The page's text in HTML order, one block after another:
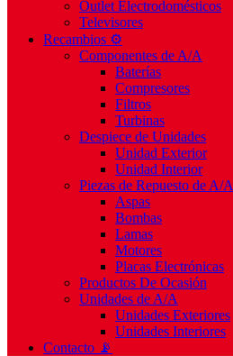
Outlet Electrodomésticos
Televisores
Recambios ⚙️
Componentes de A/A
Baterías
Compresores
Filtros
Turbinas
Despiece de Unidades
Unidad Exterior
Unidad Interior
Piezas de Repuesto de A/A
Aspas
Bombas
Lamas
Motores
Placas Electrónicas
Productos De Ocasión
Unidades de A/A
Unidades Exteriores
Unidades Interiores
Contacto 📡